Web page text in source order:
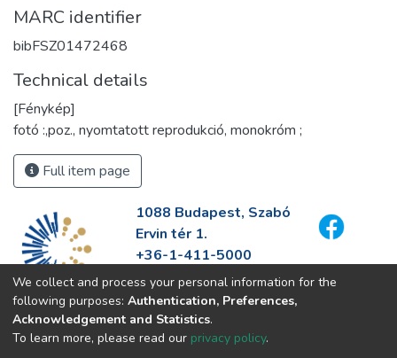
MARC identifier
bibFSZ01472468
Technical details
[Fénykép]
fotó :,poz., nyomtatott reprodukció, monokróm ;
Full item page
1088 Budapest, Szabó
Ervin tér 1.
+36-1-411-5000
info@fszek.hu
https://fszek.hu
We collect and process your personal information for the
following purposes: Authentication, Preferences,
Acknowledgement and Statistics.
To learn more, please read our privacy policy.